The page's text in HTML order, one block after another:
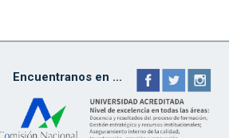
Encuentranos en ...